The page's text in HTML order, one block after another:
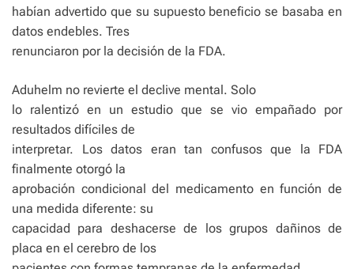
habían advertido que su supuesto beneficio se basaba en
datos endebles. Tres
renunciaron por la decisión de la FDA.
Aduhelm no revierte el declive mental. Solo
lo ralentizó en un estudio que se vio empañado por
resultados difíciles de
interpretar. Los datos eran tan confusos que la FDA
finalmente otorgó la
aprobación condicional del medicamento en función de
una medida diferente: su
capacidad para deshacerse de los grupos dañinos de
placa en el cerebro de los